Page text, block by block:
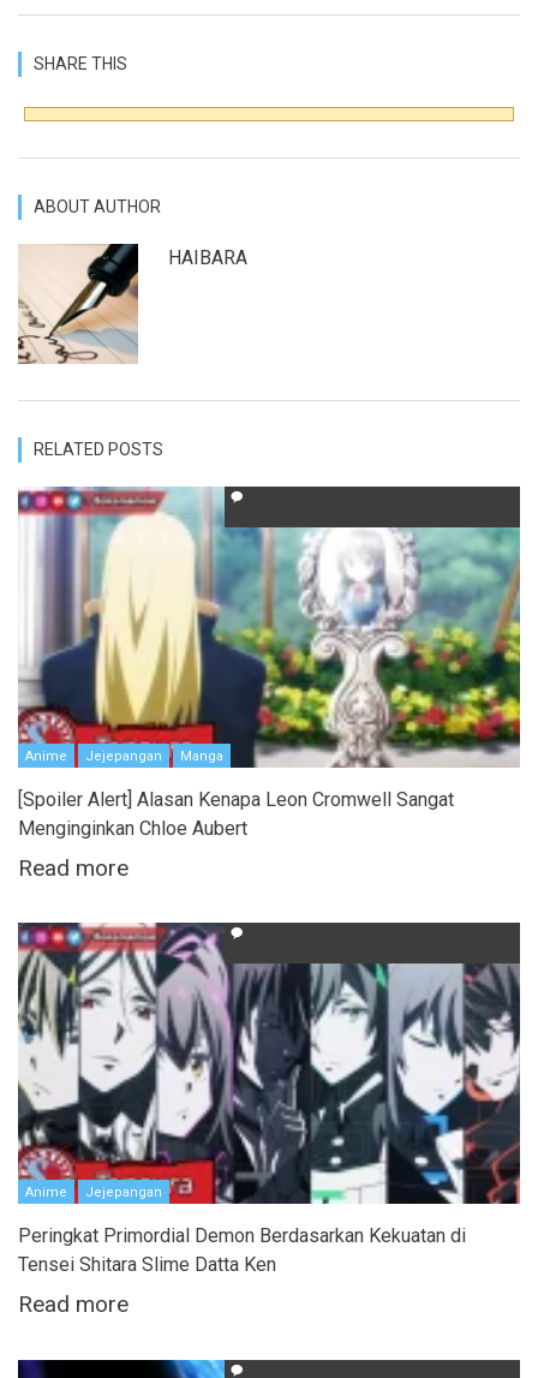
SHARE THIS
ABOUT AUTHOR
HAIBARA
RELATED POSTS
Anime Jejepangan Manga
[Spoiler Alert] Alasan Kenapa Leon Cromwell Sangat
Menginginkan Chloe Aubert
Read more
Anime Jejepangan
Peringkat Primordial Demon Berdasarkan Kekuatan di
Tensei Shitara Slime Datta Ken
Read more